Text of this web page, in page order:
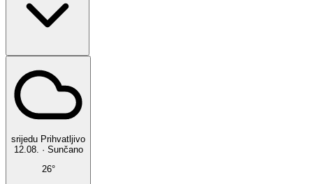
srijedu Prihvatljivo
12.08. · Sunčano
26°